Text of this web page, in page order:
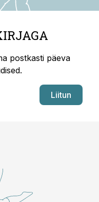
postkasti päeva
Liitun